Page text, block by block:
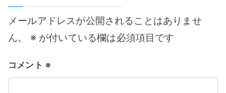
ゲ
ー
シ
メールアドレスが公開されることはありませ
ん。
※ が付いている欄は必須項目です
コメント ※